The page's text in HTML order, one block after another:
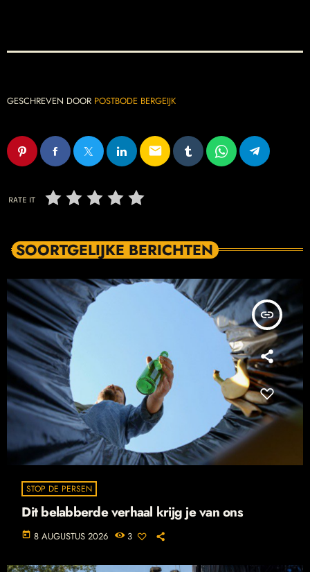
GESCHREVEN DOOR POSTBODE BERGEIJK
email
RATE IT
SOORTGELIJKE BERICHTEN
insert_link
STOP DE PERSEN
Dit belabberde verhaal krijg je van ons
today 8 AUGUSTUS 2026 3